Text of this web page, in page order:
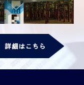
のない、漏れゼ
境を提供しま